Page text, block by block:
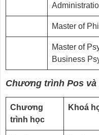
Master of
Master of
Business
Chương trình Pos và
Chương
trình học
Khoá